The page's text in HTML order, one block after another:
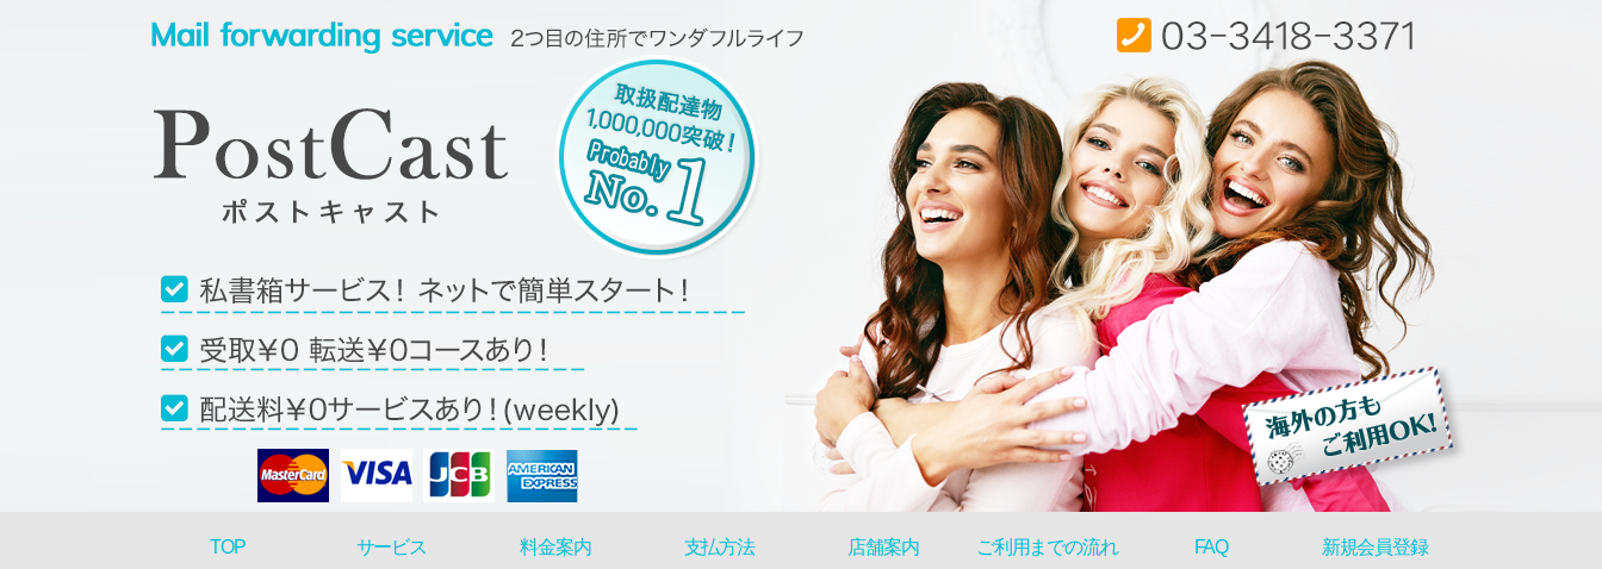
TOP サービス 料金案内 支払方法 店舗案内 ご利用までの流れ FAQ 新規会員登録